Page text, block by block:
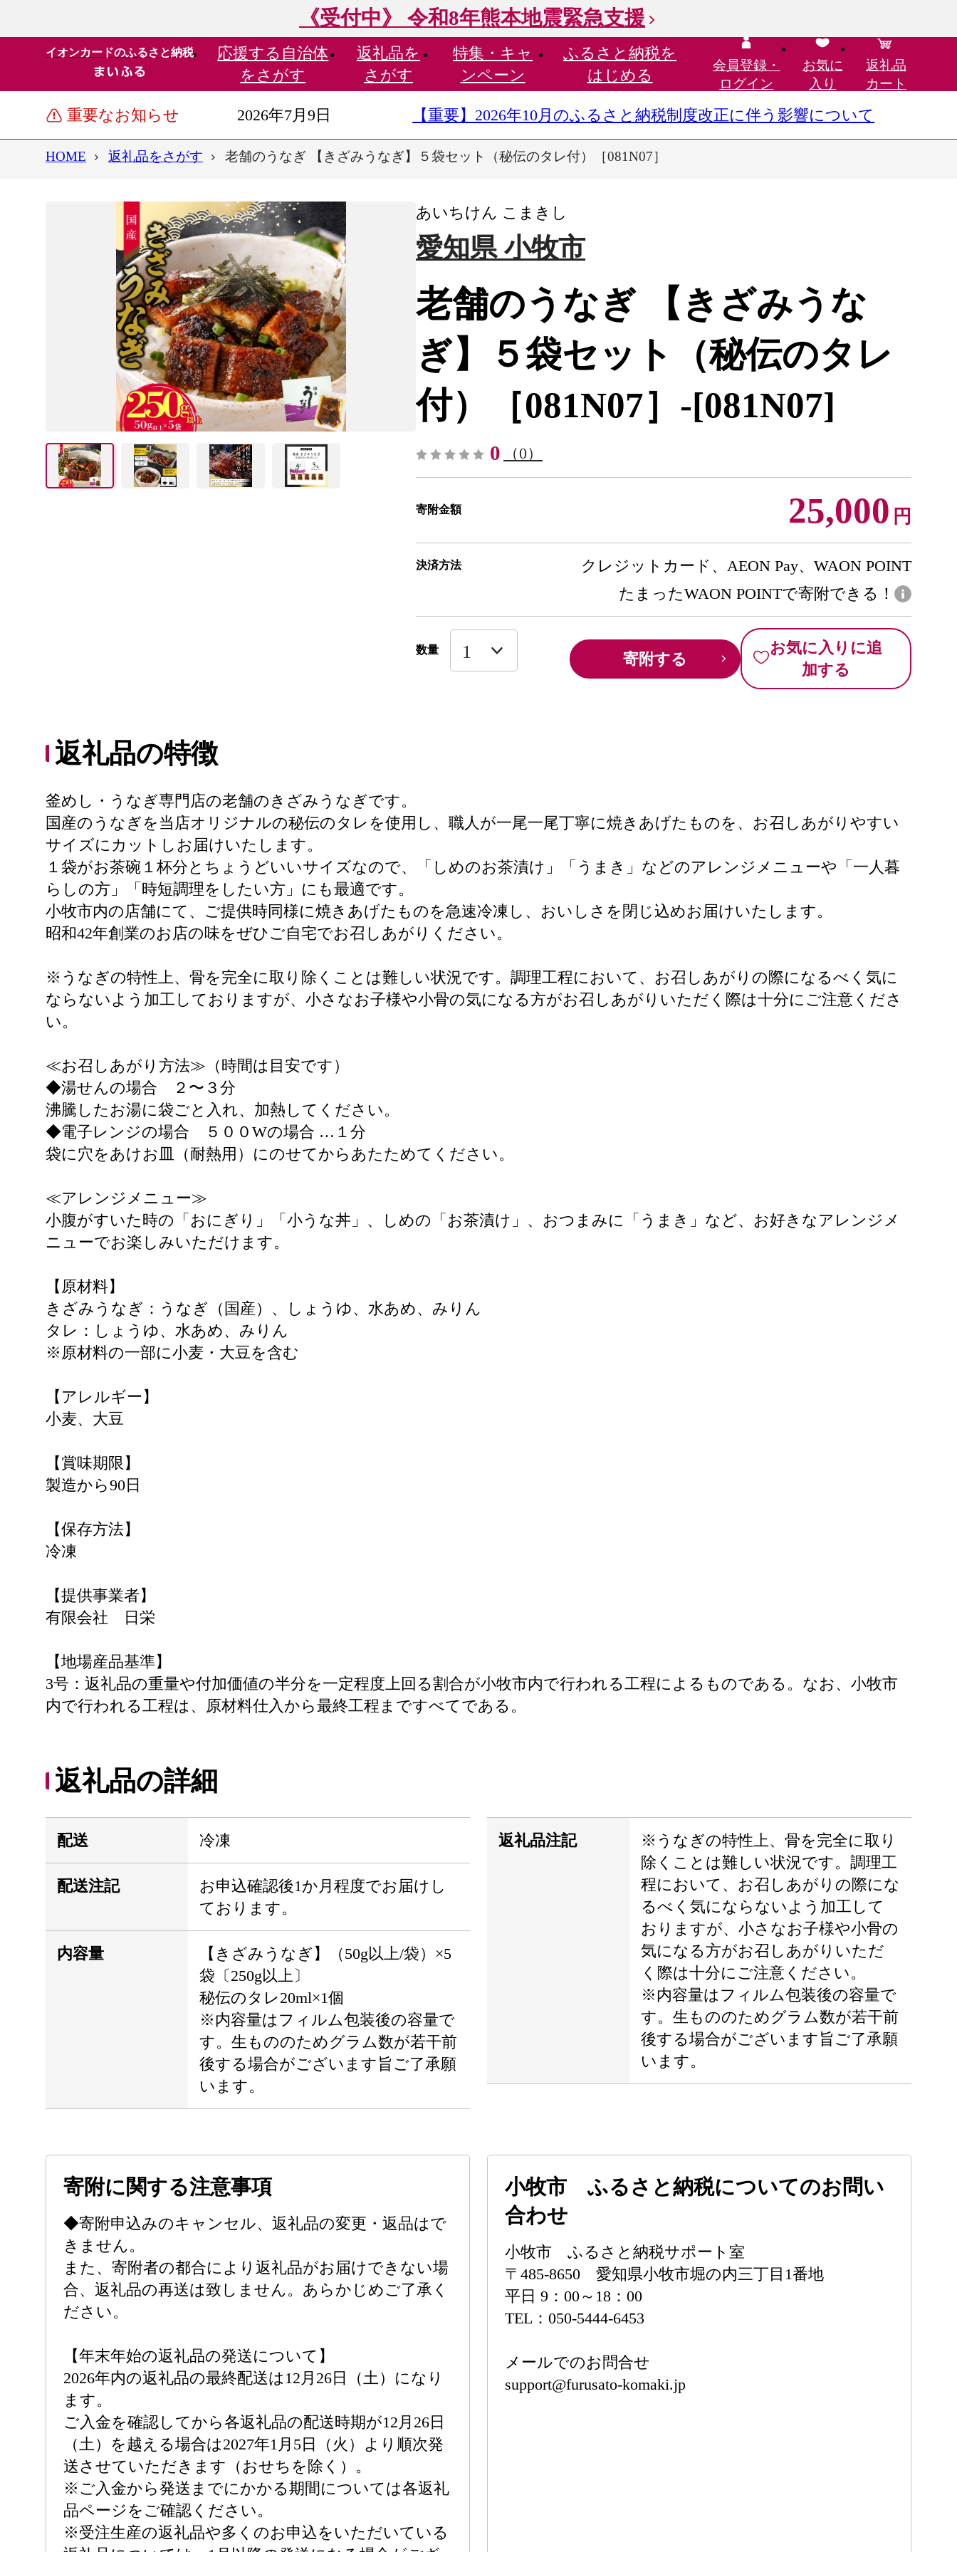
《受付中》 令和8年熊本地震緊急支援
イオンカードのふるさと納税 応援する 自治体
をさがす
返礼品を
さがす
特集・ キャ
ンペーン
ふるさと納税を
はじめる
会員登録・
ログイン
お気に
入り
返礼品
カート
重要なお知らせ 2026年7月9日 【重要】2026年10月のふるさと納税制度改正に伴う影響について
HOME 返礼品をさがす 老舗のうなぎ 【きざみうなぎ】５袋セット（秘伝のタレ付）［081N07］
あいちけん こまきし
愛知県 小牧市
老舗のうなぎ 【きざみうな
ぎ】５袋セット（秘伝のタレ
付）［081N07］-[081N07]
0 （0）
寄附金額 25,000 円
決済方法
クレジットカード、AEON Pay、WAON POINT
たまったWAON POINTで寄附できる！
数量 寄附する
お気に入りに追
加する
返礼品の特徴
釜めし・うなぎ専門店の老舗のきざみうなぎです。
国産のうなぎを当店オリジナルの秘伝のタレを使用し、職人が一尾一尾丁寧に焼きあげたものを、お召しあがりやすい
サイズにカットしお届けいたします。
１袋がお茶碗１杯分とちょうどいいサイズなので、「しめのお茶漬け」「うまき」などのアレンジメニューや「一人暮
らしの方」「時短調理をしたい方」にも最適です。
小牧市内の店舗にて、ご提供時同様に焼きあげたものを急速冷凍し、おいしさを閉じ込めお届けいたします。
昭和42年創業のお店の味をぜひご自宅でお召しあがりください。
※うなぎの特性上、骨を完全に取り除くことは難しい状況です。調理工程において、お召しあがりの際になるべく気に
ならないよう加工しておりますが、小さなお子様や小骨の気になる方がお召しあがりいただく際は十分にご注意くださ
い。
≪お召しあがり方法≫（時間は目安です）
◆湯せんの場合 ２〜３分
沸騰したお湯に袋ごと入れ、加熱してください。
◆電子レンジの場合 ５００Wの場合 …１分
袋に穴をあけお皿（耐熱用）にのせてからあたためてください。
≪アレンジメニュー≫
小腹がすいた時の「おにぎり」「小うな丼」、しめの「お茶漬け」、おつまみに「うまき」など、お好きなアレンジメ
ニューでお楽しみいただけます。
【原材料】
きざみうなぎ：うなぎ（国産）、しょうゆ、水あめ、みりん
タレ：しょうゆ、水あめ、みりん
※原材料の一部に小麦・大豆を含む
【アレルギー】
小麦、大豆
【賞味期限】
製造から90日
【保存方法】
冷凍
【提供事業者】
有限会社 日栄
【地場産品基準】
3号：返礼品の重量や付加価値の半分を一定程度上回る割合が小牧市内で行われる工程によるものである。なお、小牧市
内で行われる工程は、原材料仕入から最終工程まですべてである。
返礼品の詳細
配送 冷凍
配送注記
お申込確認後1か月程度でお届けし
ております。
内容量
【きざみうなぎ】（50g以上/袋）×5
袋〔250g以上〕
秘伝のタレ20ml×1個
※内容量はフィルム包装後の容量で
す。生もののためグラム数が若干前
後する場合がございます旨ご了承願
います。
返礼品注記
※うなぎの特性上、骨を完全に取り
除くことは難しい状況です。調理工
程において、お召しあがりの際にな
るべく気にならないよう加工して
おりますが、小さなお子様や小骨の
気になる方がお召しあがりいただ
く際は十分にご注意ください。
※内容量はフィルム包装後の容量で
す。生もののためグラム数が若干前
後する場合がございます旨ご了承願
います。
寄附に関する注意事項
◆寄附申込みのキャンセル、返礼品の変更・返品はで
きません。
また、寄附者の都合により返礼品がお届けできない場
合、返礼品の再送は致しません。あらかじめご了承く
ださい。
【年末年始の返礼品の発送について】
2026年内の返礼品の最終配送は12月26日（土）になり
ます。
ご入金を確認してから各返礼品の配送時期が12月26日
（土）を越える場合は2027年1月5日（火）より順次発
送させていただきます（おせちを除く）。
※ご入金から発送までにかかる期間については各返礼
品ページをご確認ください。
※受注生産の返礼品や多くのお申込をいただいている
小牧市 ふるさと納税についてのお問い
合わせ
小牧市 ふるさと納税サポート室
〒485-8650 愛知県小牧市堀の内三丁目1番地
平日 9：00～18：00
TEL：050-5444-6453
メールでのお問合せ
support@furusato-komaki.jp